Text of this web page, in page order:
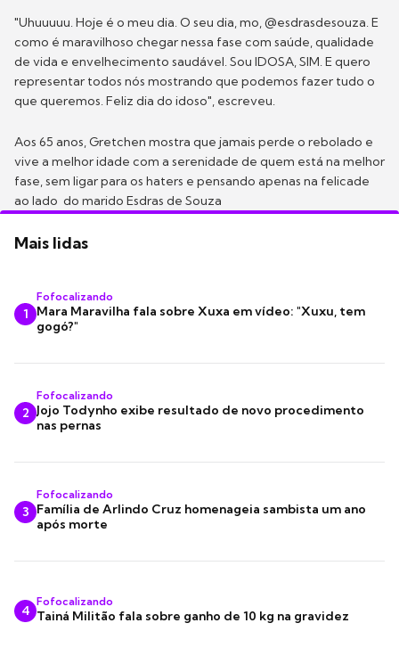
"Uhuuuuu. Hoje é o meu dia. O seu dia, mo, @esdrasdesouza. E
como é maravilhoso chegar nessa fase com saúde, qualidade
de vida e envelhecimento saudável. Sou IDOSA, SIM. E quero
representar todos nós mostrando que podemos fazer tudo o
que queremos. Feliz dia do idoso", escreveu.
Aos 65 anos, Gretchen mostra que jamais perde o rebolado e
vive a melhor idade com a serenidade de quem está na melhor
fase, sem ligar para os haters e pensando apenas na felicade
ao lado do marido Esdras de Souza
Mais lidas
1
Fofocalizando
Mara Maravilha fala sobre Xuxa em vídeo: "Xuxu, tem
gogó?"
2
Fofocalizando
Jojo Todynho exibe resultado de novo procedimento
nas pernas
3
Fofocalizando
Família de Arlindo Cruz homenageia sambista um ano
após morte
4
Fofocalizando
Tainá Militão fala sobre ganho de 10 kg na gravidez